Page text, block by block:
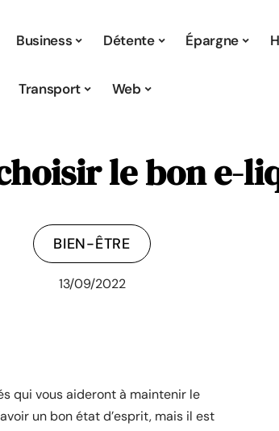
Business Détente Épargne
Transport Web
le bon e-
BIEN-ÊTRE
13/09/2022
qui vous aideront à maintenir le
un bon état d’esprit, mais il est